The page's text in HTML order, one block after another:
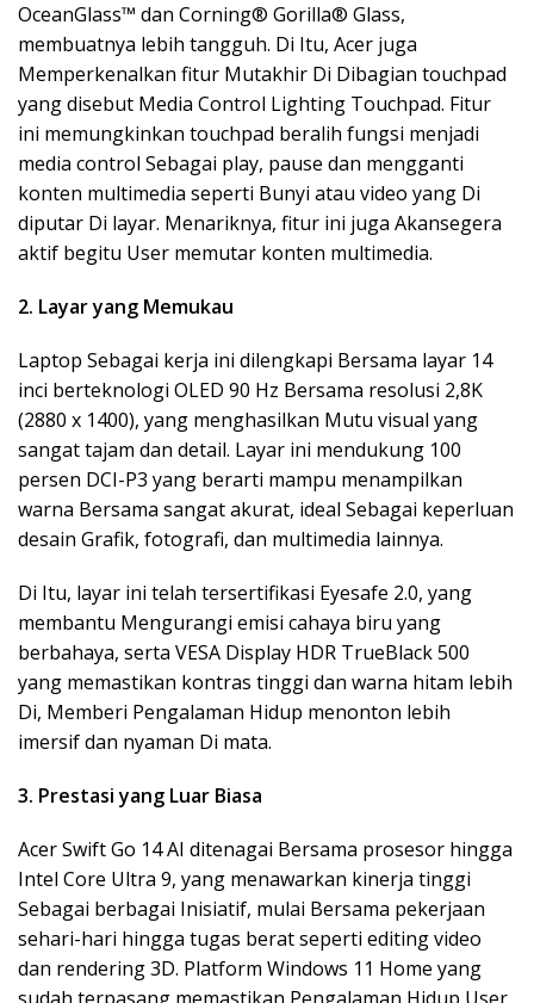
OceanGlass™ dan Corning® Gorilla® Glass,
membuatnya lebih tangguh. Di Itu, Acer juga
Memperkenalkan fitur Mutakhir Di Dibagian touchpad
yang disebut Media Control Lighting Touchpad. Fitur
ini memungkinkan touchpad beralih fungsi menjadi
media control Sebagai play, pause dan mengganti
konten multimedia seperti Bunyi atau video yang Di
diputar Di layar. Menariknya, fitur ini juga Akansegera
aktif begitu User memutar konten multimedia.
2. Layar yang Memukau
Laptop Sebagai kerja ini dilengkapi Bersama layar 14
inci berteknologi OLED 90 Hz Bersama resolusi 2,8K
(2880 x 1400), yang menghasilkan Mutu visual yang
sangat tajam dan detail. Layar ini mendukung 100
persen DCI-P3 yang berarti mampu menampilkan
warna Bersama sangat akurat, ideal Sebagai keperluan
desain Grafik, fotografi, dan multimedia lainnya.
Di Itu, layar ini telah tersertifikasi Eyesafe 2.0, yang
membantu Mengurangi emisi cahaya biru yang
berbahaya, serta VESA Display HDR TrueBlack 500
yang memastikan kontras tinggi dan warna hitam lebih
Di, Memberi Pengalaman Hidup menonton lebih
imersif dan nyaman Di mata.
3. Prestasi yang Luar Biasa
Acer Swift Go 14 AI ditenagai Bersama prosesor hingga
Intel Core Ultra 9, yang menawarkan kinerja tinggi
Sebagai berbagai Inisiatif, mulai Bersama pekerjaan
sehari-hari hingga tugas berat seperti editing video
dan rendering 3D. Platform Windows 11 Home yang